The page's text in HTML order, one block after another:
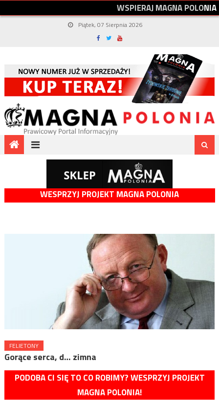
WSPIERAJMAGNAPOLONIA
Piątek, 07 Sierpnia 2026
WESPRZYJ PROJEKT MAGNA POLONIA
FELIETONY
Gorące serca, d… zimna
PODOBA CI SIĘ TO CO ROBIMY? WESPRZYJ PROJEKT
MAGNA POLONIA!